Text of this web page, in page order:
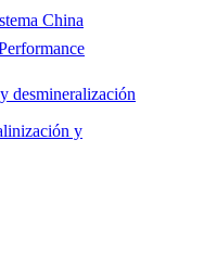
China
desmineralización
y